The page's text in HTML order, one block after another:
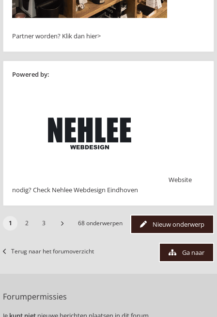
Partner worden? Klik dan hier>
Powered by:
Website
nodig? Check Nehlee Webdesign Eindhoven
Nieuw onderwerp
1 2 3 68 onderwerpen
Terug naar het forumoverzicht Ga naar
Forumpermissies